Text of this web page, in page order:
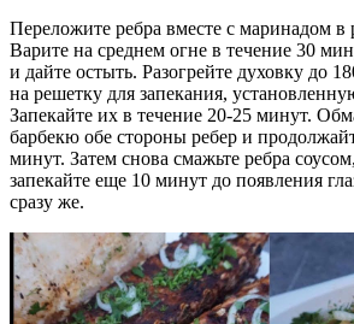
Переложите ребра вместе с маринадом
Варите на среднем огне в течение 30
и дайте остыть. Разогрейте духовку до
на решетку для запекания,
Запекайте их в течение 20-25 минут.
барбекю обе стороны ребер и
минут. Затем снова смажьте ребра
запекайте еще 10 минут до появления
сразу же.